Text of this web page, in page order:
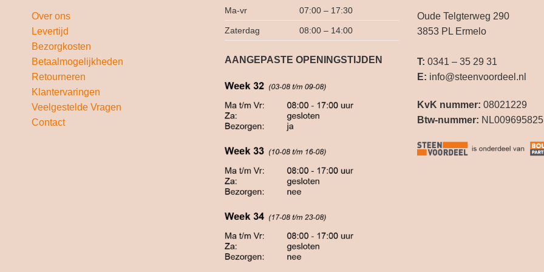
Over ons
Levertijd
Bezorgkosten
Betaalmogelijkheden
Retourneren
Klantervaringen
Veelgestelde Vragen
Contact
Ma-vr 07:00 – 17:30
Zaterdag 08:00 – 14:00
AANGEPASTE OPENINGSTIJDEN
Oude Telgterweg 290
3853 PL Ermelo
T: 0341 – 35 29 31
E: info@steenvoordeel.nl
KvK nummer: 08021229
Btw-nummer: